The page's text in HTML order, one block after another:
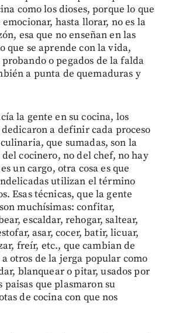
como los dioses, porque lo que
hasta llorar, no es la
esa que no enseñan en las
que se aprende con la vida,
o pegados de la falda
a punta de quemaduras y
la gente en su cocina, los
dedicaron a definir cada proceso
que sumadas, son la
cocinero, no del chef, no hay
un cargo, otra cosa es que
utilizan el término
Esas técnicas, que la gente
muchísimas: confitar,
escaldar, rehogar, saltear,
asar, cocer, batir, licuar,
freír, etc., que cambian de
otros de la jerga popular como
blanquear o pitar, usados por
paisas que plasmaron su
de cocina con que nos